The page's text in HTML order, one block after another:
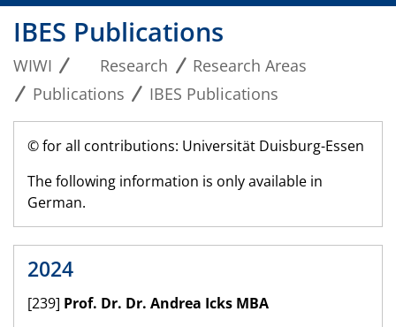
IBES Publications
WIWI Research
Research Areas
Publications
IBES Publications
© for all contributions: Universität Duisburg-Essen
The following information is only available in
German.
2024
[239] Prof. Dr. Dr. Andrea Icks MBA